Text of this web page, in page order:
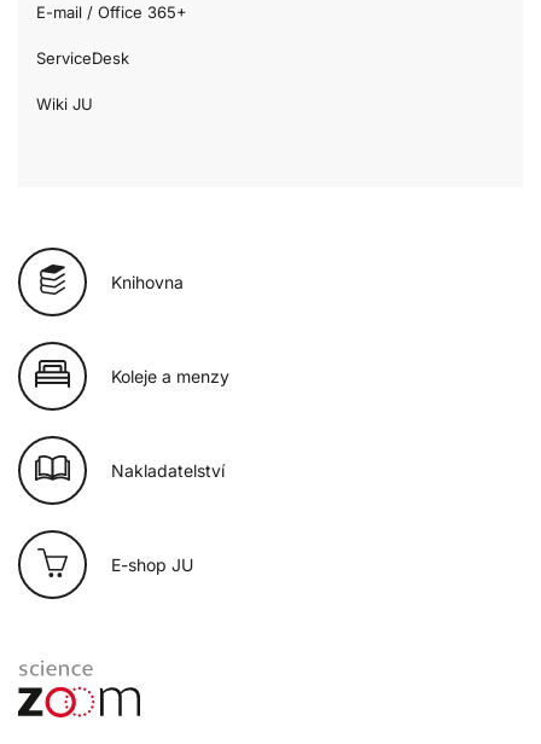
E-mail / Office 365+
ServiceDesk
Wiki JU
Knihovna
Koleje a menzy
Nakladatelství
E-shop JU